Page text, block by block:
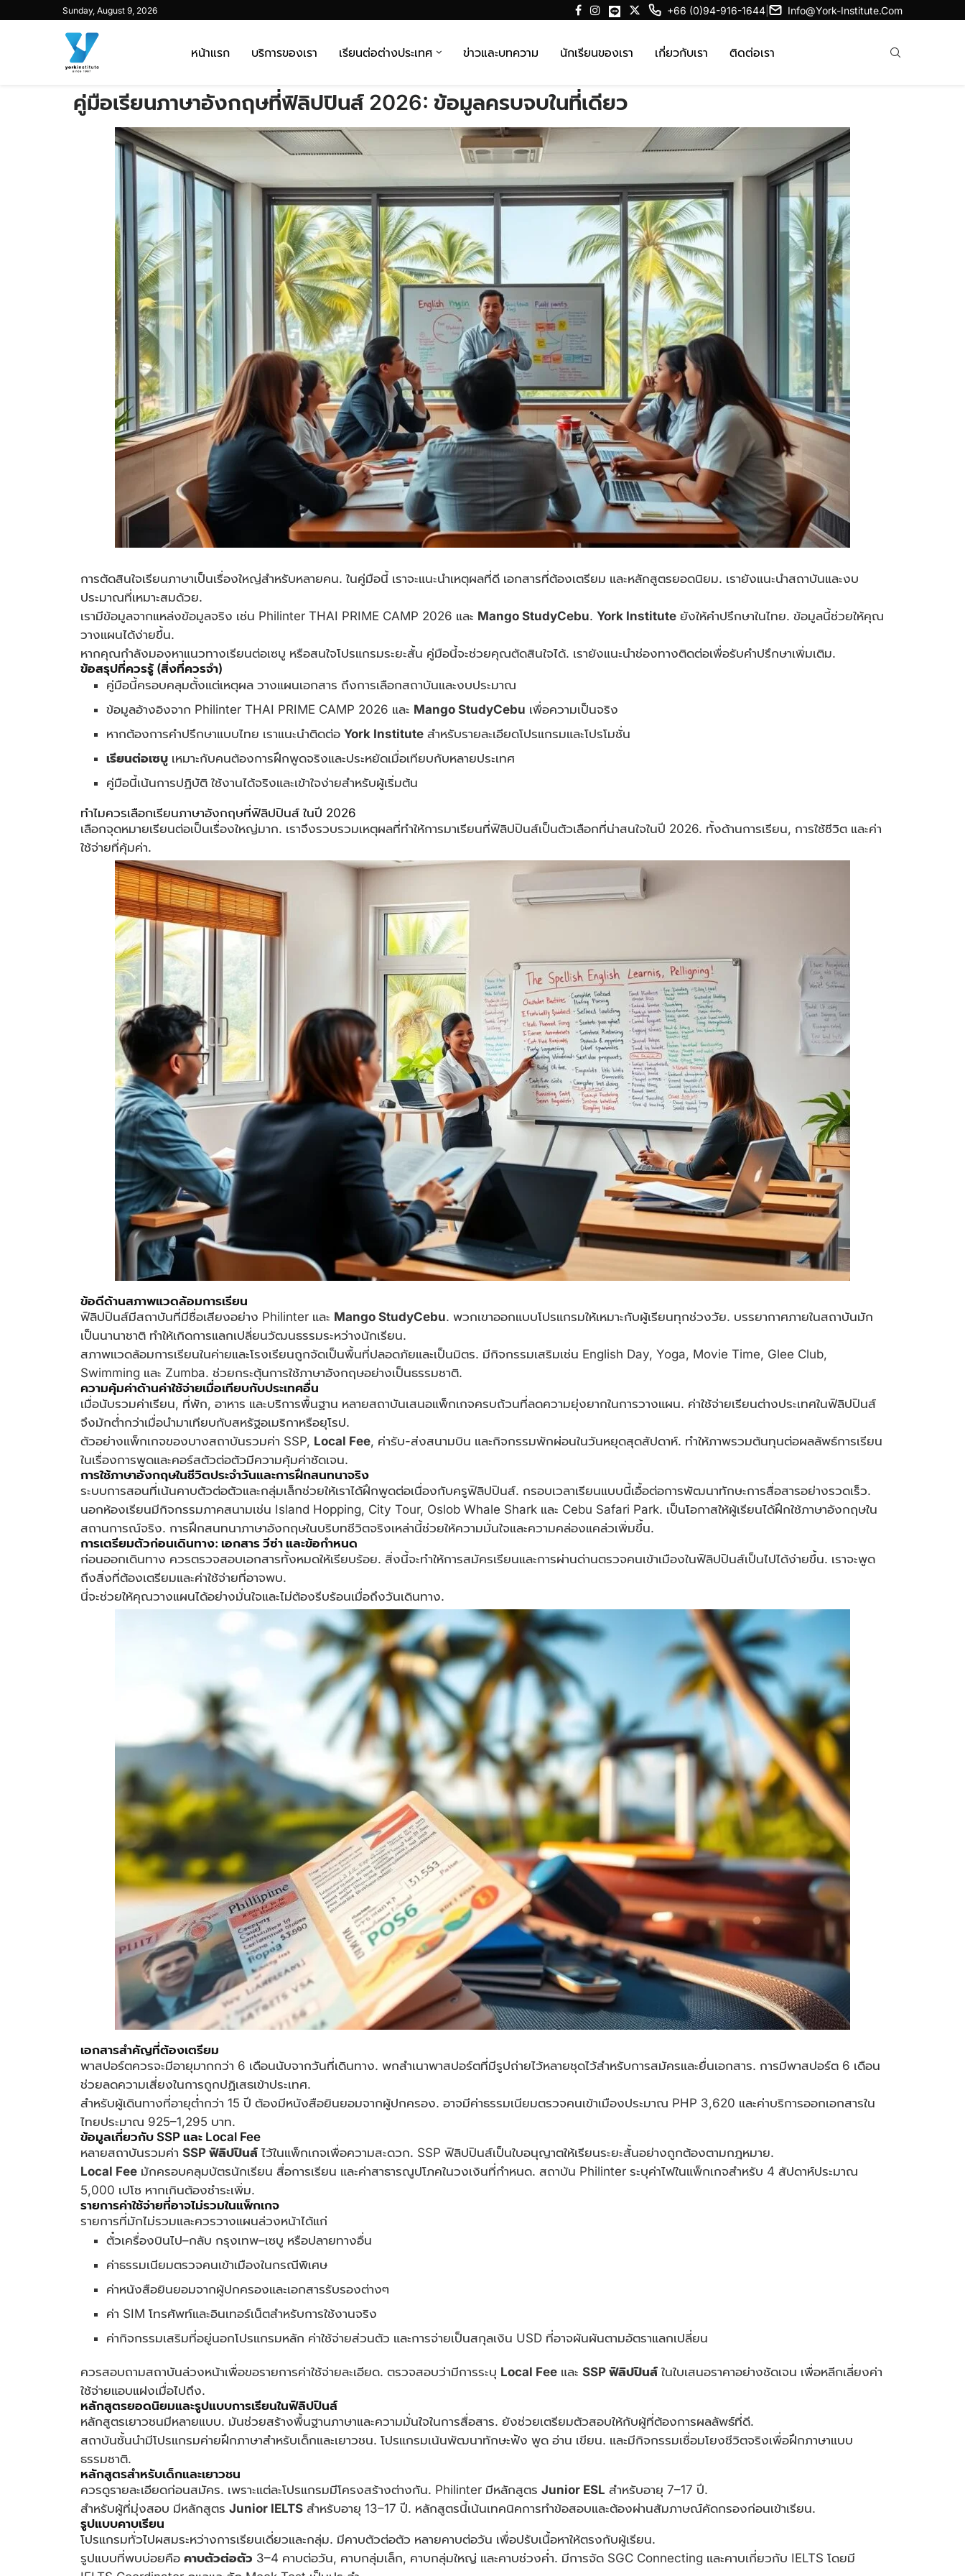
Sunday, August 9, 2026 +66 (0)94-916-1644 Info@york-Institute.com
หน้าแรก บริการของเรา เรียนต่อต่างประเทศ ข่าวและบทความ นักเรียนของเรา เกี่ยวกับเรา ติดต่อเรา
คู่มือเรียนภาษาอังกฤษที่ฟิลิปปินส์ 2026: ข้อมูลครบจบในที่เดียว
การตัดสินใจเรียนภาษาเป็นเรื่องใหญ่สำหรับหลายคน. ในคู่มือนี้ เราจะแนะนำเหตุผลที่ดี เอกสารที่ต้องเตรียม และหลักสูตรยอดนิยม. เรายังแนะนำสถาบันและงบ
ประมาณที่เหมาะสมด้วย.
เรามีข้อมูลจากแหล่งข้อมูลจริง เช่น Philinter THAI PRIME CAMP 2026 และ Mango StudyCebu. York Institute ยังให้คำปรึกษาในไทย. ข้อมูลนี้ช่วยให้คุณ
วางแผนได้ง่ายขึ้น.
หากคุณกำลังมองหาแนวทางเรียนต่อเซบู หรือสนใจโปรแกรมระยะสั้น คู่มือนี้จะช่วยคุณตัดสินใจได้. เรายังแนะนำช่องทางติดต่อเพื่อรับคำปรึกษาเพิ่มเติม.
ข้อสรุปที่ควรรู้ (สิ่งที่ควรจำ)
คู่มือนี้ครอบคลุมตั้งแต่เหตุผล วางแผนเอกสาร ถึงการเลือกสถาบันและงบประมาณ
ข้อมูลอ้างอิงจาก Philinter THAI PRIME CAMP 2026 และ Mango StudyCebu เพื่อความเป็นจริง
หากต้องการคำปรึกษาแบบไทย เราแนะนำติดต่อ York Institute สำหรับรายละเอียดโปรแกรมและโปรโมชั่น
เรียนต่อเซบู เหมาะกับคนต้องการฝึกพูดจริงและประหยัดเมื่อเทียบกับหลายประเทศ
คู่มือนี้เน้นการปฏิบัติ ใช้งานได้จริงและเข้าใจง่ายสำหรับผู้เริ่มต้น
ทำไมควรเลือกเรียนภาษาอังกฤษที่ฟิลิปปินส์ ในปี 2026
เลือกจุดหมายเรียนต่อเป็นเรื่องใหญ่มาก. เราจึงรวบรวมเหตุผลที่ทำให้การมาเรียนที่ฟิลิปปินส์เป็นตัวเลือกที่น่าสนใจในปี 2026. ทั้งด้านการเรียน, การใช้ชีวิต และค่า
ใช้จ่ายที่คุ้มค่า.
ข้อดีด้านสภาพแวดล้อมการเรียน
ฟิลิปปินส์มีสถาบันที่มีชื่อเสียงอย่าง Philinter และ Mango StudyCebu. พวกเขาออกแบบโปรแกรมให้เหมาะกับผู้เรียนทุกช่วงวัย. บรรยากาศภายในสถาบันมัก
เป็นนานาชาติ ทำให้เกิดการแลกเปลี่ยนวัฒนธรรมระหว่างนักเรียน.
สภาพแวดล้อมการเรียนในค่ายและโรงเรียนถูกจัดเป็นพื้นที่ปลอดภัยและเป็นมิตร. มีกิจกรรมเสริมเช่น English Day, Yoga, Movie Time, Glee Club,
Swimming และ Zumba. ช่วยกระตุ้นการใช้ภาษาอังกฤษอย่างเป็นธรรมชาติ.
ความคุ้มค่าด้านค่าใช้จ่ายเมื่อเทียบกับประเทศอื่น
เมื่อนับรวมค่าเรียน, ที่พัก, อาหาร และบริการพื้นฐาน หลายสถาบันเสนอแพ็กเกจครบถ้วนที่ลดความยุ่งยากในการวางแผน. ค่าใช้จ่ายเรียนต่างประเทศในฟิลิปปินส์
จึงมักต่ำกว่าเมื่อนำมาเทียบกับสหรัฐอเมริกาหรือยุโรป.
ตัวอย่างแพ็กเกจของบางสถาบันรวมค่า SSP, Local Fee, ค่ารับ-ส่งสนามบิน และกิจกรรมพักผ่อนในวันหยุดสุดสัปดาห์. ทำให้ภาพรวมต้นทุนต่อผลลัพธ์การเรียน
ในเรื่องการพูดและคอร์สตัวต่อตัวมีความคุ้มค่าชัดเจน.
การใช้ภาษาอังกฤษในชีวิตประจำวันและการฝึกสนทนาจริง
ระบบการสอนที่เน้นคาบตัวต่อตัวและกลุ่มเล็กช่วยให้เราได้ฝึกพูดต่อเนื่องกับครูฟิลิปปินส์. กรอบเวลาเรียนแบบนี้เอื้อต่อการพัฒนาทักษะการสื่อสารอย่างรวดเร็ว.
นอกห้องเรียนมีกิจกรรมภาคสนามเช่น Island Hopping, City Tour, Oslob Whale Shark และ Cebu Safari Park. เป็นโอกาสให้ผู้เรียนได้ฝึกใช้ภาษาอังกฤษใน
สถานการณ์จริง. การฝึกสนทนาภาษาอังกฤษในบริบทชีวิตจริงเหล่านี้ช่วยให้ความมั่นใจและความคล่องแคล่วเพิ่มขึ้น.
การเตรียมตัวก่อนเดินทาง: เอกสาร วีซ่า และข้อกำหนด
ก่อนออกเดินทาง ควรตรวจสอบเอกสารทั้งหมดให้เรียบร้อย. สิ่งนี้จะทำให้การสมัครเรียนและการผ่านด่านตรวจคนเข้าเมืองในฟิลิปปินส์เป็นไปได้ง่ายขึ้น. เราจะพูด
ถึงสิ่งที่ต้องเตรียมและค่าใช้จ่ายที่อาจพบ.
นี่จะช่วยให้คุณวางแผนได้อย่างมั่นใจและไม่ต้องรีบร้อนเมื่อถึงวันเดินทาง.
เอกสารสำคัญที่ต้องเตรียม
พาสปอร์ตควรจะมีอายุมากกว่า 6 เดือนนับจากวันที่เดินทาง. พกสำเนาพาสปอร์ตที่มีรูปถ่ายไว้หลายชุดไว้สำหรับการสมัครและยื่นเอกสาร. การมีพาสปอร์ต 6 เดือน
ช่วยลดความเสี่ยงในการถูกปฏิเสธเข้าประเทศ.
สำหรับผู้เดินทางที่อายุต่ำกว่า 15 ปี ต้องมีหนังสือยินยอมจากผู้ปกครอง. อาจมีค่าธรรมเนียมตรวจคนเข้าเมืองประมาณ PHP 3,620 และค่าบริการออกเอกสารใน
ไทยประมาณ 925–1,295 บาท.
ข้อมูลเกี่ยวกับ SSP และ Local Fee
หลายสถาบันรวมค่า SSP ฟิลิปปินส์ ไว้ในแพ็กเกจเพื่อความสะดวก. SSP ฟิลิปปินส์เป็นใบอนุญาตให้เรียนระยะสั้นอย่างถูกต้องตามกฎหมาย.
Local Fee มักครอบคลุมบัตรนักเรียน สื่อการเรียน และค่าสาธารณูปโภคในวงเงินที่กำหนด. สถาบัน Philinter ระบุค่าไฟในแพ็กเกจสำหรับ 4 สัปดาห์ประมาณ
5,000 เปโซ หากเกินต้องชำระเพิ่ม.
รายการค่าใช้จ่ายที่อาจไม่รวมในแพ็กเกจ
รายการที่มักไม่รวมและควรวางแผนล่วงหน้าได้แก่
ตั๋วเครื่องบินไป–กลับ กรุงเทพ–เซบู หรือปลายทางอื่น
ค่าธรรมเนียมตรวจคนเข้าเมืองในกรณีพิเศษ
ค่าหนังสือยินยอมจากผู้ปกครองและเอกสารรับรองต่างๆ
ค่า SIM โทรศัพท์และอินเทอร์เน็ตสำหรับการใช้งานจริง
ค่ากิจกรรมเสริมที่อยู่นอกโปรแกรมหลัก ค่าใช้จ่ายส่วนตัว และการจ่ายเป็นสกุลเงิน USD ที่อาจผันผันตามอัตราแลกเปลี่ยน
ควรสอบถามสถาบันล่วงหน้าเพื่อขอรายการค่าใช้จ่ายละเอียด. ตรวจสอบว่ามีการระบุ Local Fee และ SSP ฟิลิปปินส์ ในใบเสนอราคาอย่างชัดเจน เพื่อหลีกเลี่ยงค่า
ใช้จ่ายแอบแฝงเมื่อไปถึง.
หลักสูตรยอดนิยมและรูปแบบการเรียนในฟิลิปปินส์
หลักสูตรเยาวชนมีหลายแบบ. มันช่วยสร้างพื้นฐานภาษาและความมั่นใจในการสื่อสาร. ยังช่วยเตรียมตัวสอบให้กับผู้ที่ต้องการผลลัพธ์ที่ดี.
สถาบันชั้นนำมีโปรแกรมค่ายฝึกภาษาสำหรับเด็กและเยาวชน. โปรแกรมเน้นพัฒนาทักษะฟัง พูด อ่าน เขียน. และมีกิจกรรมเชื่อมโยงชีวิตจริงเพื่อฝึกภาษาแบบ
ธรรมชาติ.
หลักสูตรสำหรับเด็กและเยาวชน
ควรดูรายละเอียดก่อนสมัคร. เพราะแต่ละโปรแกรมมีโครงสร้างต่างกัน. Philinter มีหลักสูตร Junior ESL สำหรับอายุ 7–17 ปี.
สำหรับผู้ที่มุ่งสอบ มีหลักสูตร Junior IELTS สำหรับอายุ 13–17 ปี. หลักสูตรนี้เน้นเทคนิคการทำข้อสอบและต้องผ่านสัมภาษณ์คัดกรองก่อนเข้าเรียน.
รูปแบบคาบเรียน
โปรแกรมทั่วไปผสมระหว่างการเรียนเดี่ยวและกลุ่ม. มีคาบตัวต่อตัว หลายคาบต่อวัน เพื่อปรับเนื้อหาให้ตรงกับผู้เรียน.
รูปแบบที่พบบ่อยคือ คาบตัวต่อตัว 3–4 คาบต่อวัน, คาบกลุ่มเล็ก, คาบกลุ่มใหญ่ และคาบช่วงค่ำ. มีการจัด SGC Connecting และคาบเกี่ยวกับ IELTS โดยมี